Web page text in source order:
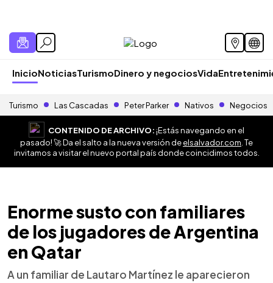
InicioNoticiasTurismoDinero y negociosVida
Turismo Las Cascadas Peter Parker Nativos Negocios
CONTENIDO DE ARCHIVO:¡Estás navegando en el
pasado! 🚀 Da el salto a la nueva versión deelsalvador.com . Te
invitamos a visitar el nuevo portal país donde coincidimos todos.
Enorme susto con familiares
de los jugadores de Argentina
en Qatar
A un familiar de Lautaro Martínez le aparecieron